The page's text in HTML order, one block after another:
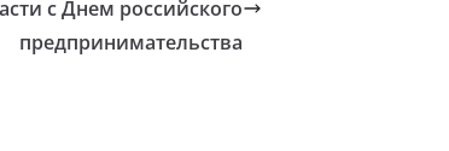
с Днем российского
предпринимательства